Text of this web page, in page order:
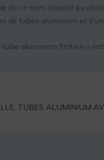
de ce nom n’aurait pu
de tubes aluminium et
aluminium finition «